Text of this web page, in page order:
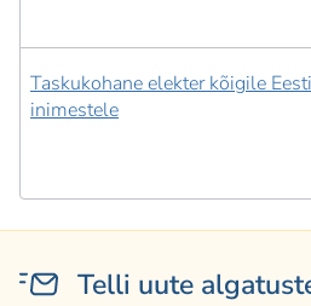
Taskukohane elekter kõigile
inimestele
Telli uute